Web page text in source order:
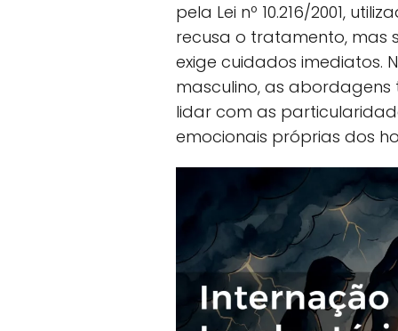
pela Lei nº 10.216/2001,
recusa o tratamento, mas
exige cuidados imediatos.
masculino, as
lidar com as
emocionais próprias dos